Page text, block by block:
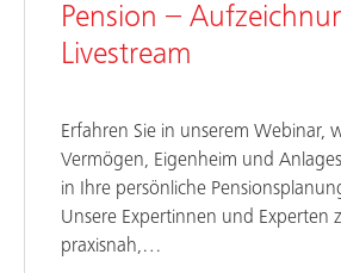
Pension –
Livestream
Erfahren Sie in unserem Webinar,
Vermögen, Eigenheim und
in Ihre persönliche
Unsere Expertinnen und Experten
praxisnah,…